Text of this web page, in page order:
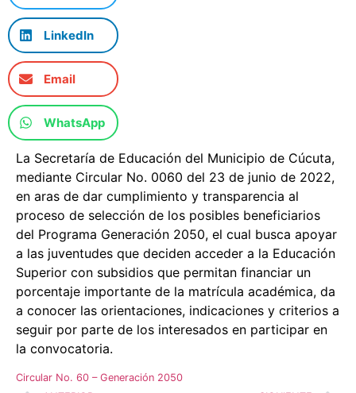
LinkedIn
Email
WhatsApp
La Secretaría de Educación del Municipio de Cúcuta,
mediante Circular No. 0060 del 23 de junio de 2022,
en aras de dar cumplimiento y transparencia al
proceso de selección de los posibles beneficiarios
del Programa Generación 2050, el cual busca apoyar
a las juventudes que deciden acceder a la Educación
Superior con subsidios que permitan financiar un
porcentaje importante de la matrícula académica, da
a conocer las orientaciones, indicaciones y criterios a
seguir por parte de los interesados en participar en
la convocatoria.
Circular No. 60 – Generación 2050